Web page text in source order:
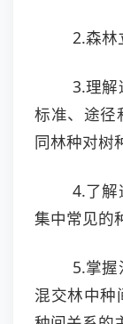
2.森林
3.理解
标准、途径
同林种对树
4.了解
集中常见的
5.掌
混交林中种